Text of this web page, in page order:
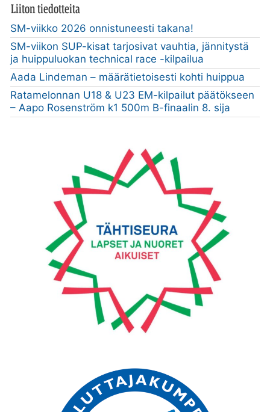
Liiton tiedotteita
SM-viikko 2026 onnistuneesti takana!
SM-viikon SUP-kisat tarjosivat vauhtia, jännitystä
ja huippuluokan technical race -kilpailua
Aada Lindeman – määrätietoisesti kohti huippua
Ratamelonnan U18 & U23 EM-kilpailut päätökseen
– Aapo Rosenström k1 500m B-finaalin 8. sija